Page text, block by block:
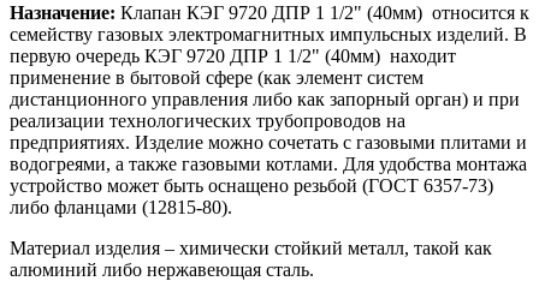
Назначение: Клапан КЭГ 9720 ДПР 1 1/2" (40мм) относится к
семейству газовых электромагнитных импульсных изделий. В
первую очередь КЭГ 9720 ДПР 1 1/2" (40мм) находит
применение в бытовой сфере (как элемент систем
дистанционного управления либо как запорный орган) и при
реализации технологических трубопроводов на
предприятиях. Изделие можно сочетать с газовыми плитами и
водогреями, а также газовыми котлами. Для удобства монтажа
устройство может быть оснащено резьбой (ГОСТ 6357-73)
либо фланцами (12815-80).
Материал изделия – химически стойкий металл, такой как
алюминий либо нержавеющая сталь.